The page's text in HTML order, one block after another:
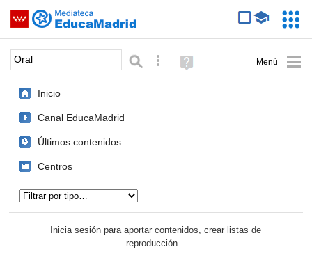
Saltar navegación
Palabra o frase: Búsqueda avanzada
Ayuda
(en
Inicio
Canal EducaMadrid
Últimos contenidos
Centros
Inicia sesión para aportar contenidos, crear listas de
reproducción...